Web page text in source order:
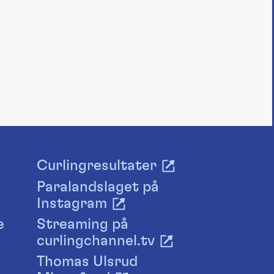
Curlingresultater
Paralandslaget på
Instagram
Streaming på
curlingchannel.tv
Thomas Ulsrud